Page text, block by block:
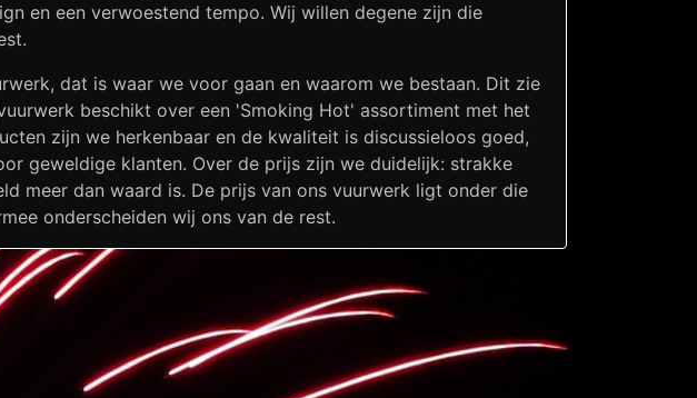
en een verwoestend tempo. Wij willen degene zijn die
dat is waar we voor gaan en waarom we bestaan. Dit zie
beschikt over een 'Smoking Hot' assortiment met het
zijn we herkenbaar en de kwaliteit is discussieloos goed,
geweldige klanten. Over de prijs zijn we duidelijk: strakke
meer dan waard is. De prijs van ons vuurwerk ligt onder die
onderscheiden wij ons van de rest.